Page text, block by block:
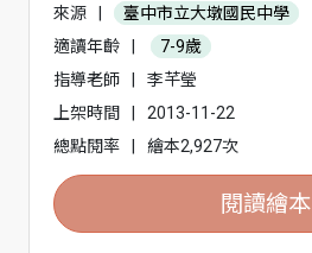
來源
臺中市立大墩國民中學
適讀年齡
7-9歲
指導老師
李芊瑩
上架時間
2013-11-22
總點閱率
繪本2,927次
閱讀繪本